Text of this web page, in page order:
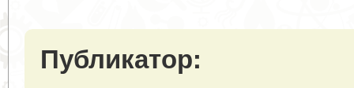
Публикатор: